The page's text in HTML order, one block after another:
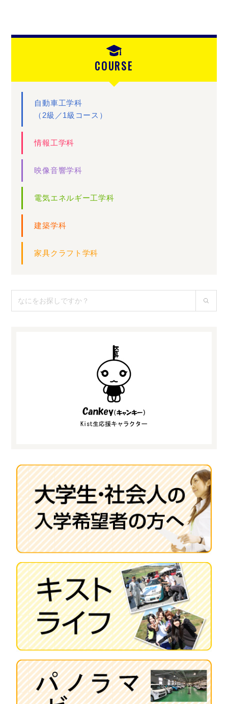
COURSE
自動車工学科
（2級／1級コース）
情報工学科
映像音響学科
電気エネルギー工学科
建築学科
家具クラフト学科